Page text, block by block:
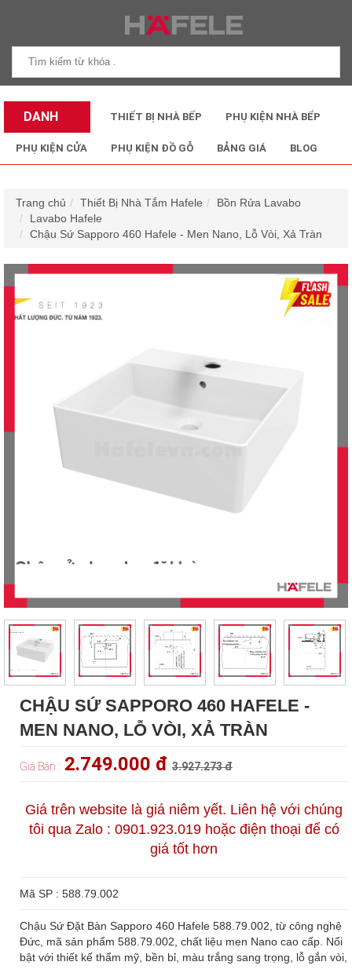
DANH
MỤC SẢN
THIẾT BỊ NHÀ BẾP PHỤ KIỆN NHÀ BẾP
PHỤ KIỆN CỬA PHỤ KIỆN ĐỒ GỖ BẢNG GIÁ BLOG
Trang chủ Thiết Bị Nhà Tắm Hafele
Bồn Rửa Lavabo
Lavabo Hafele
Chậu Sứ Sapporo 460 Hafele - Men Nano, Lỗ Vòi, Xả Tràn
CHẬU SỨ SAPPORO 460 HAFELE -
MEN NANO, LỖ VÒI, XẢ TRÀN
Giá Bán : 2.749.000 đ 3.927.273 đ
Giá trên website là giá niêm yết. Liên hệ với chúng
tôi qua Zalo : 0901.923.019 hoặc điện thoại để có
giá tốt hơn
Mã SP : 588.79.002
Chậu Sứ Đặt Bàn Sapporo 460 Hafele 588.79.002, từ công nghệ
Đức, mã sản phẩm 588.79.002, chất liệu men Nano cao cấp. Nổi
bật với thiết kế thẩm mỹ, bền bỉ, màu trắng sang trọng, lỗ gắn vòi,